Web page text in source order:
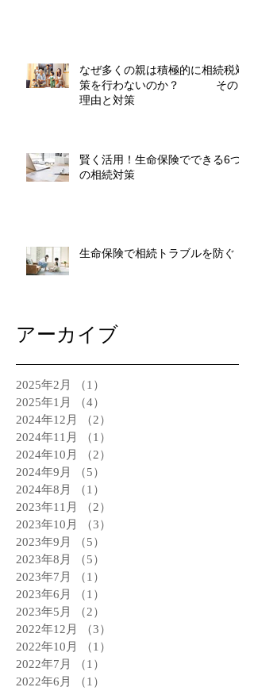
なぜ多くの親は積極的に相続税対
策を行わないのか？ その
理由と対策
賢く活用！生命保険でできる6つ
の相続対策
生命保険で相続トラブルを防ぐ
アーカイブ
2025年2月 （1）
2025年1月
（4）
2024年12月
（2）
2024年11月
（1）
2024年10月
（2）
2024年9月
（5）
2024年8月
（1）
2023年11月
（2）
2023年10月
（3）
2023年9月
（5）
2023年8月
（5）
2023年7月
（1）
2023年6月
（1）
2023年5月
（2）
2022年12月
（3）
2022年10月
（1）
2022年7月
（1）
2022年6月
（1）